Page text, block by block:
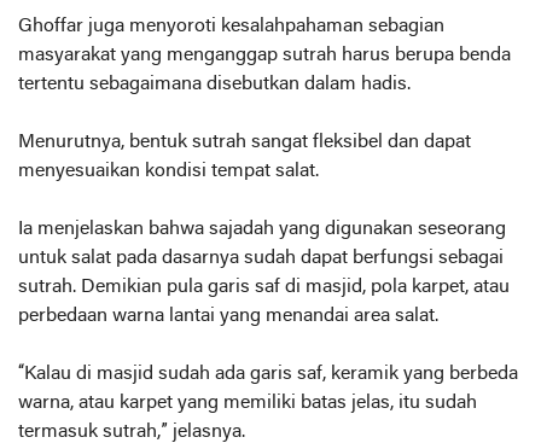
Ghoffar juga menyoroti kesalahpahaman sebagian
masyarakat yang menganggap sutrah harus berupa benda
tertentu sebagaimana disebutkan dalam hadis.
Menurutnya, bentuk sutrah sangat fleksibel dan dapat
menyesuaikan kondisi tempat salat.
Ia menjelaskan bahwa sajadah yang digunakan seseorang
untuk salat pada dasarnya sudah dapat berfungsi sebagai
sutrah. Demikian pula garis saf di masjid, pola karpet, atau
perbedaan warna lantai yang menandai area salat.
“Kalau di masjid sudah ada garis saf, keramik yang berbeda
warna, atau karpet yang memiliki batas jelas, itu sudah
termasuk sutrah,” jelasnya.